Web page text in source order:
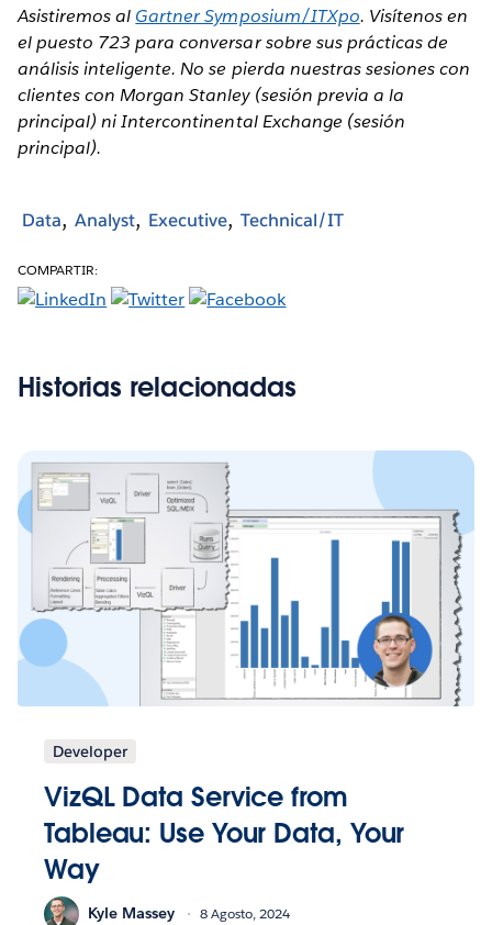
Asistiremos al Gartner Symposium/ITXpo. Visítenos en
el puesto 723 para conversar sobre sus prácticas de
análisis inteligente. No se pierda nuestras sesiones con
clientes con Morgan Stanley (sesión previa a la
principal) ni Intercontinental Exchange (sesión
principal).
Data Analyst Executive Technical/IT
COMPARTIR:
Historias relacionadas
Developer
VizQL Data Service from
Tableau: Use Your Data, Your
Way
Kyle Massey 8 Agosto, 2024